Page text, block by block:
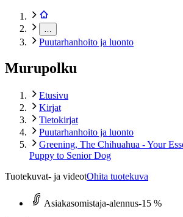
Puutarhanhoito ja luonto
Murupolku
Etusivu
Kirjat
Tietokirjat
Puutarhanhoito ja luonto
Greening, The Chihuahua - Your
Puppy to Senior Dog
Tuotekuvat- ja videotOhita tuotekuva
Asiakasomistaja-alennus-15 %